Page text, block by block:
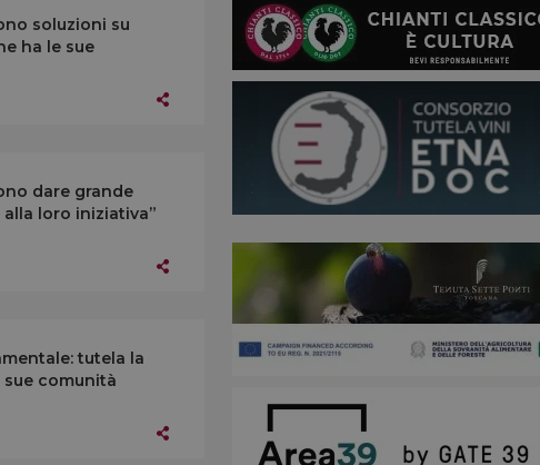
soluzioni su
ha le sue
dare grande
loro iniziativa”
tutela la
comunità